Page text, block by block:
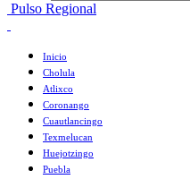
Pulso Regional
Inicio
Cholula
Atlixco
Coronango
Cuautlancingo
Texmelucan
Huejotzingo
Puebla